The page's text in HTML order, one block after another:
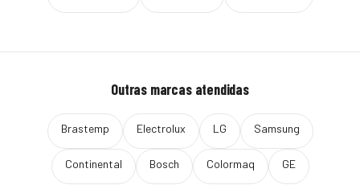
Outras marcas atendidas
Brastemp Electrolux LG Samsung
Continental Bosch Colormaq GE